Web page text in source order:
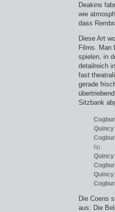
Deakins
wie
dass
Diese Art
Films. Man
spielen, in
detailreich
fast
gerade
Sitzbank
Quincy
lip.
Quincy
Quincy
Die Coens
aus: Die